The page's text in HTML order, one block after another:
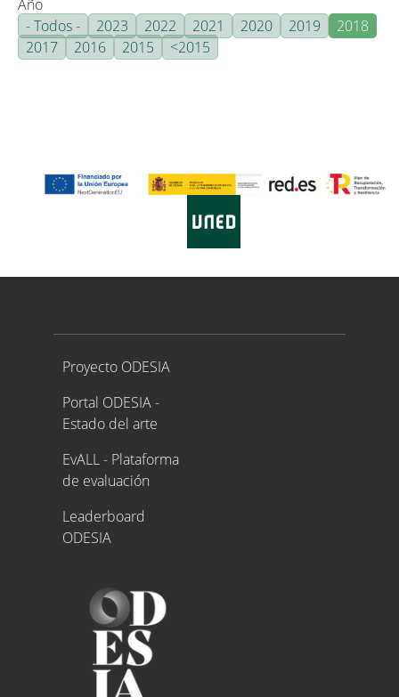
Año
- Todos -
2023 2022 2021 2020 2019
2018
2017
2016 2015 <2015
Proyecto ODESIA
Proyecto ODESIA
Portal ODESIA -
Estado del arte
EvALL - Plataforma
de evaluación
Leaderboard
ODESIA